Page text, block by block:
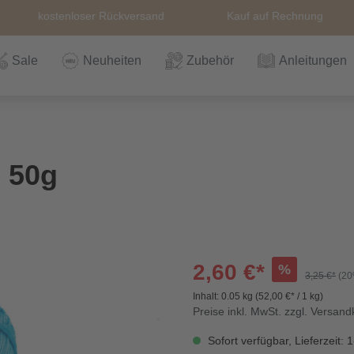
kostenloser Rückversand Kauf auf Rechnung
Sale Neuheiten Zubehör Anleitungen
Häkeln
Sale
Wolle
Zubehör
Nähzubehör
Prym Love
Bücher
2,60 €* % 3,25 €*
Inhalt: 0.05 kg (52,00 €* / 1 kg)
Preise inkl. MwSt. zzgl.
Sofort verfügbar, Lieferzeit: